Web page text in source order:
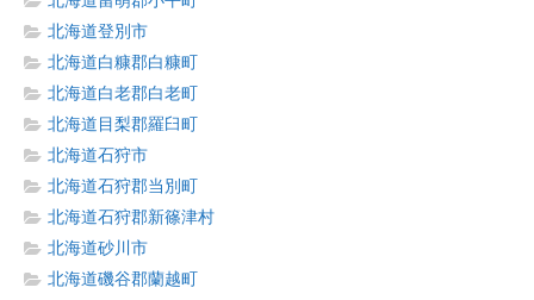
北海道登別市
北海道白糠郡白糠町
北海道白老郡白老町
北海道目梨郡羅臼町
北海道石狩市
北海道石狩郡当別町
北海道石狩郡新篠津村
北海道砂川市
北海道磯谷郡蘭越町